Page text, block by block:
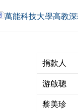
萬能科技大學高教
捐款人
游啟聰
黎美珍